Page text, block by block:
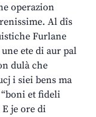
operazion
Al dîs
Furlane
ete di aur pal
dulà che
i siei bens ma
“boni et fideli
je ore di